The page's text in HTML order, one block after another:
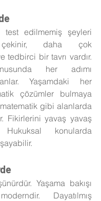
test edilmemiş şeyleri
çekinir, daha çok
tedbirci bir tavrı vardır.
her adımı
Yaşamdaki her
çözümler bulmaya
matematik gibi alanlarda
Fikirlerini yavaş yavaş
Hukuksal konularda
Yaşama bakışı
Dayatılmış